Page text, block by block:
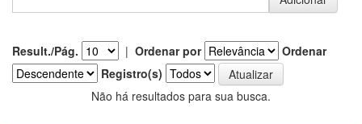
Result./Pág. | Ordenar por
Ordenar
Registro(s)
Não há resultados para sua busca.